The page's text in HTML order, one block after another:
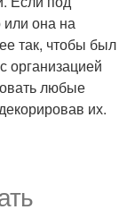
или она на
так, чтобы был
организацией
любые
их.